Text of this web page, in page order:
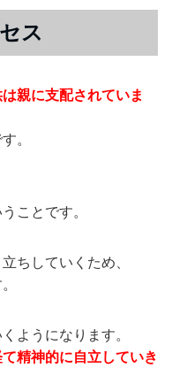
ス
親に支配されていま
。
ことです。
ちしていくため、
ようになります。
精神的に自立していき